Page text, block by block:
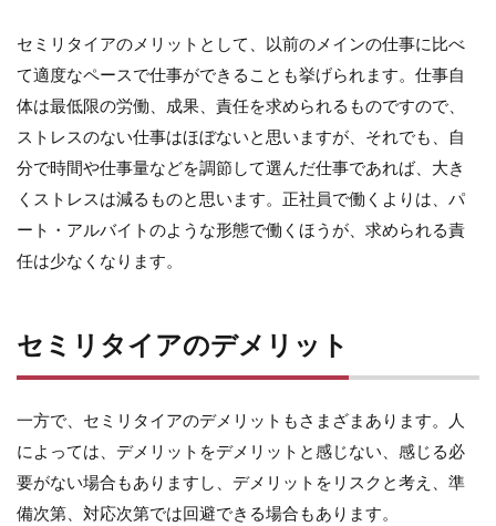
セミリタイアのメリットとして、以前のメインの仕事に比べ
て適度なペースで仕事ができることも挙げられます。仕事自
体は最低限の労働、成果、責任を求められるものですので、
ストレスのない仕事はほぼないと思いますが、それでも、自
分で時間や仕事量などを調節して選んだ仕事であれば、大き
くストレスは減るものと思います。正社員で働くよりは、パ
ート・アルバイトのような形態で働くほうが、求められる責
任は少なくなります。
セミリタイアのデメリット
一方で、セミリタイアのデメリットもさまざまあります。人
によっては、デメリットをデメリットと感じない、感じる必
要がない場合もありますし、デメリットをリスクと考え、準
備次第、対応次第では回避できる場合もあります。